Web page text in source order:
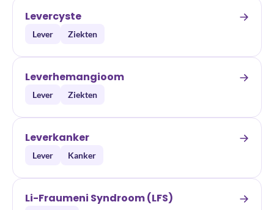
Levercyste
Lever Ziekten
Leverhemangioom
Lever Ziekten
Leverkanker
Lever Kanker
Li-Fraumeni Syndroom (LFS)